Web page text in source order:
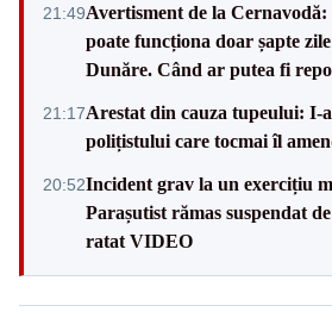
21:49Avertisment de la
poate funcționa doar șapte
Dunăre. Când ar putea fi
21:17Arestat din cauza tupeului: I-
polițistului care tocmai îl
20:52Incident grav la un exercițiu
Parașutist rămas suspendat
ratat VIDEO